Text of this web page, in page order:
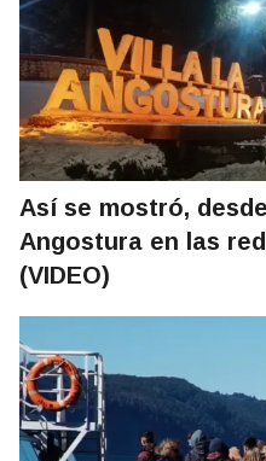
Así se mostró,
Angostura en las
(VIDEO)